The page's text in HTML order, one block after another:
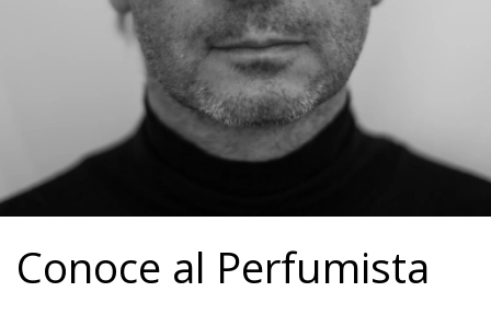
Conoce al Perfumista